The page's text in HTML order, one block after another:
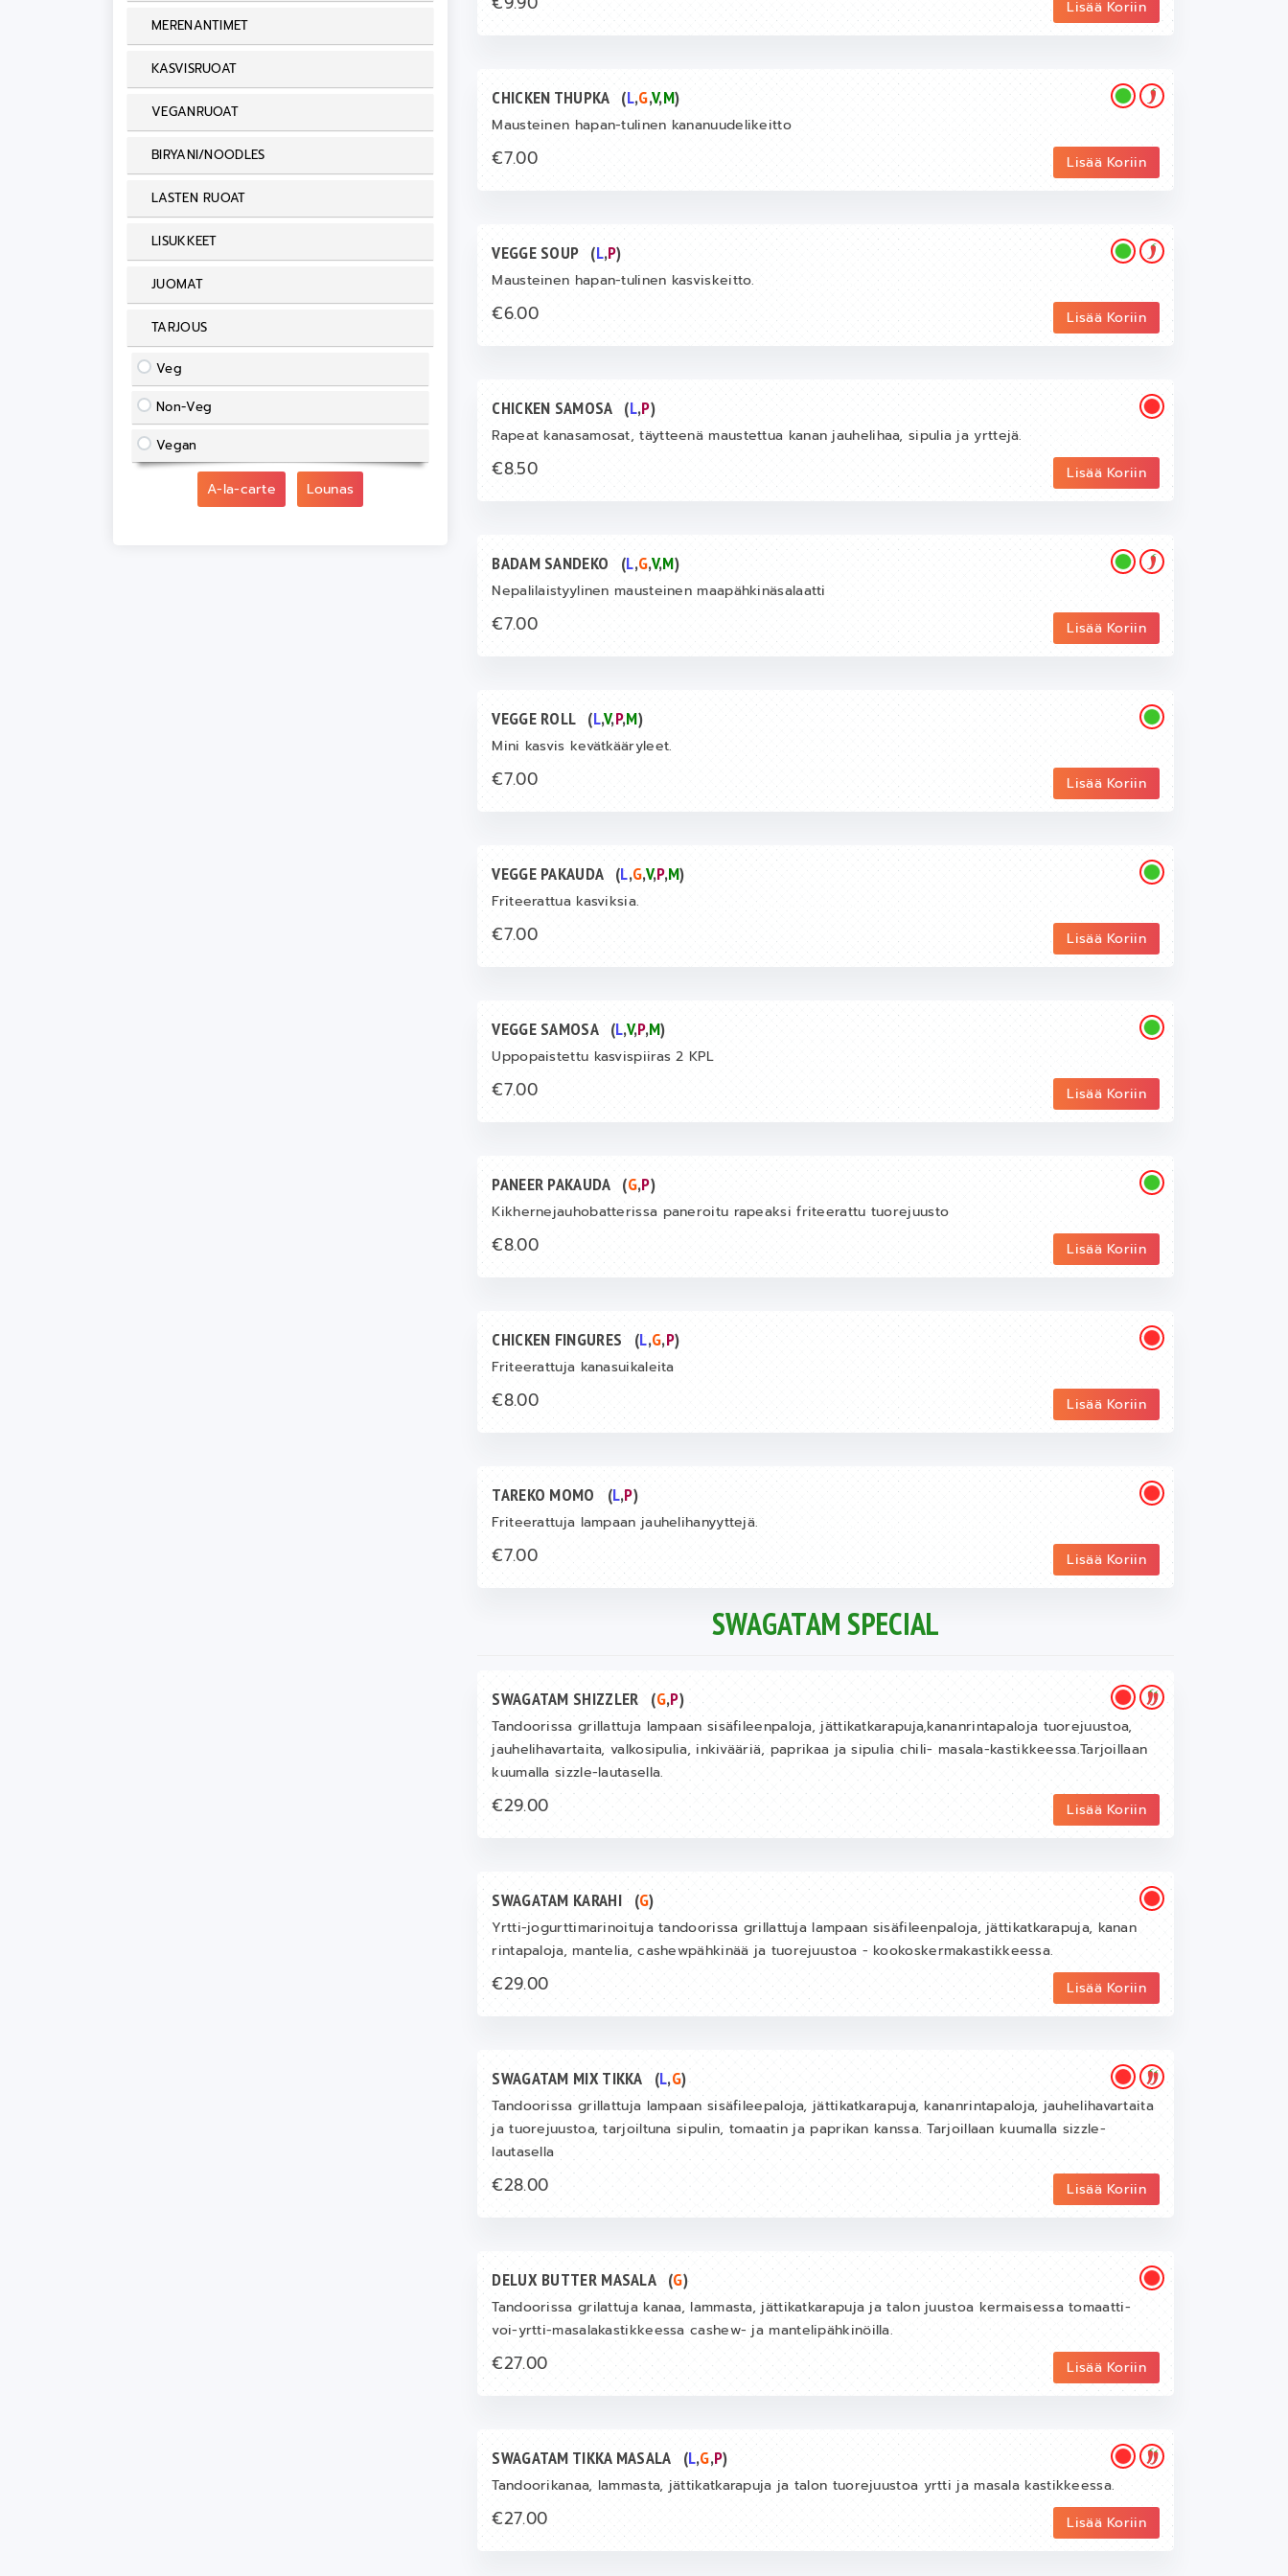
MERENANTIMET
KASVISRUOAT
VEGANRUOAT
BIRYANI/NOODLES
LASTEN RUOAT
LISUKKEET
JUOMAT
TARJOUS
Veg
Non-Veg
Vegan
A-la-carte Lounas
Lisää Koriin
CHICKEN THUPKA (L,G,V,M)
Mausteinen hapan-tulinen kananuudelikeitto
€7.00 Lisää Koriin
VEGGE SOUP (L,P)
Mausteinen hapan-tulinen kasviskeitto.
€6.00 Lisää Koriin
CHICKEN SAMOSA(L,P)
Rapeat kanasamosat, täytteenä maustettua kanan jauhelihaa, sipulia ja yrttejä.
€8.50 Lisää Koriin
BADAM SANDEKO (L,G,V,M)
Nepalilaistyylinen mausteinen maapähkinäsalaatti
€7.00 Lisää Koriin
VEGGE ROLL(L,V,P,M)
Mini kasvis kevätkääryleet.
€7.00 Lisää Koriin
VEGGE PAKAUDA (L,G,V,P,M)
Friteerattua kasviksia.
€7.00 Lisää Koriin
VEGGE SAMOSA (L,V,P,M)
Uppopaistettu kasvispiiras 2 KPL
€7.00 Lisää Koriin
PANEER PAKAUDA (G,P)
Kikhernejauhobatterissa paneroitu rapeaksi friteerattu tuorejuusto
€8.00 Lisää Koriin
CHICKEN FINGURES(L,G,P)
Friteerattuja kanasuikaleita
€8.00 Lisää Koriin
TAREKO MOMO(L,P)
Friteerattuja lampaan jauhelihanyyttejä.
€7.00 Lisää Koriin
SWAGATAM SPECIAL
SWAGATAM SHIZZLER(G,P)
Tandoorissa grillattuja lampaan sisäfileenpaloja, jättikatkarapuja,kananrintapaloja tuorejuustoa,
jauhelihavartaita, valkosipulia, inkivääriä, paprikaa ja sipulia chili- masala-kastikkeessa.Tarjoillaan
kuumalla sizzle-lautasella.
€29.00 Lisää Koriin
SWAGATAM KARAHI (G)
Yrtti-jogurttimarinoituja tandoorissa grillattuja lampaan sisäfileenpaloja, jättikatkarapuja, kanan
rintapaloja, mantelia, cashewpähkinää ja tuorejuustoa - kookoskermakastikkeessa.
€29.00 Lisää Koriin
SWAGATAM MIX TIKKA(L,G)
Tandoorissa grillattuja lampaan sisäfileepaloja, jättikatkarapuja, kananrintapaloja, jauhelihavartaita
ja tuorejuustoa, tarjoiltuna sipulin, tomaatin ja paprikan kanssa. Tarjoillaan kuumalla sizzle-
lautasella
€28.00 Lisää Koriin
DELUX BUTTER MASALA(G)
Tandoorissa grilattuja kanaa, lammasta, jättikatkarapuja ja talon juustoa kermaisessa tomaatti-
voi-yrtti-masalakastikkeessa cashew- ja mantelipähkinöilla.
€27.00 Lisää Koriin
SWAGATAM TIKKA MASALA (L,G,P)
Tandoorikanaa, lammasta, jättikatkarapuja ja talon tuorejuustoa yrtti ja masala kastikkeessa.
€27.00 Lisää Koriin